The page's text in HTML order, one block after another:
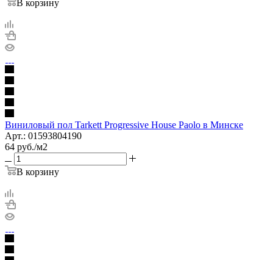
В корзину
Виниловый пол Tarkett Progressive House Paolo в Минске
Арт.: 01593804190
64 руб./м2
В корзину